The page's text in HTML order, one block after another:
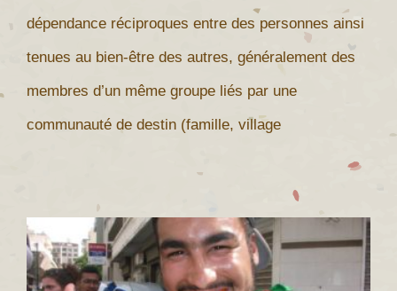
dépendance réciproques entre des personnes ainsi
tenues au bien-être des autres, généralement des
membres d’un même groupe liés par une
communauté de destin (famille, village